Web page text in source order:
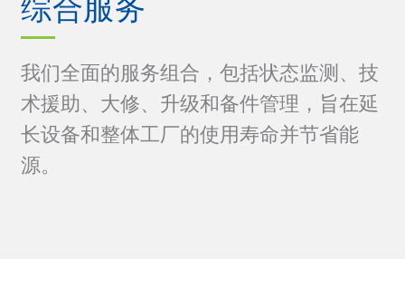
综合服务
我们全面的服务组合，包括状态监测、技
术援助、大修、升级和备件管理，旨在延
长设备和整体工厂的使用寿命并节省能
源。